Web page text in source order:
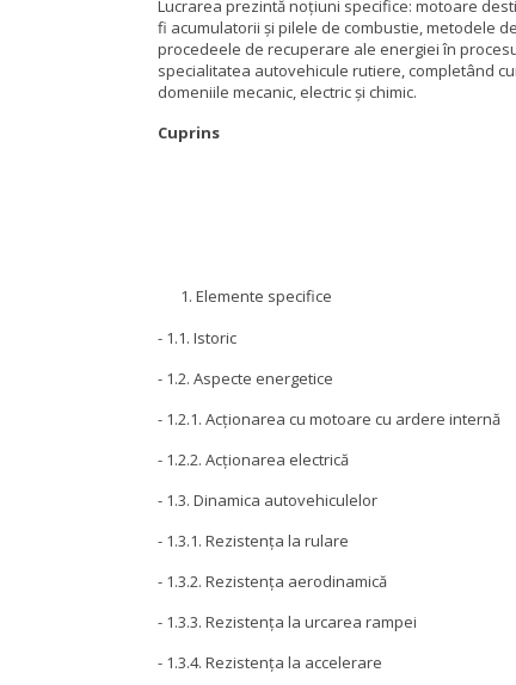
Lucrarea prezintă noţiuni specifice: motoare
fi acumulatorii şi pilele de combustie, metodele
procedeele de recuperare ale energiei în
specialitatea autovehicule rutiere, completând
domeniile mecanic, electric şi chimic.
Cuprins
Elemente specifice
- 1.1. Istoric
- 1.2. Aspecte energetice
- 1.2.1. Acționarea cu motoare cu ardere internă
- 1.2.2. Acționarea electrică
- 1.3. Dinamica autovehiculelor
- 1.3.1. Rezistența la rulare
- 1.3.2. Rezistența aerodinamică
- 1.3.3. Rezistența la urcarea rampei
- 1.3.4. Rezistența la accelerare